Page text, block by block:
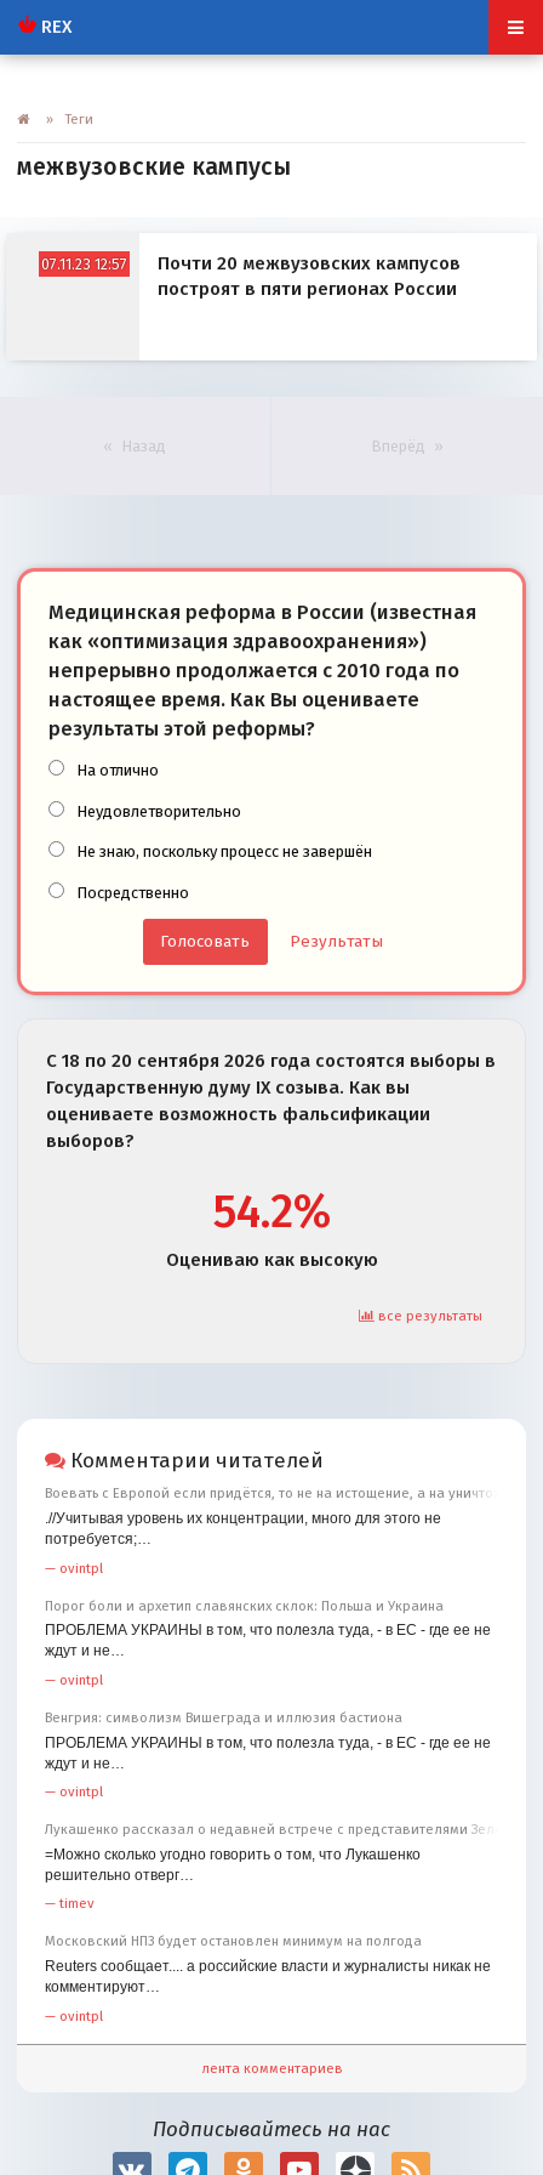
REX
» Теги
межвузовские кампусы
07.11.23 12:57
Почти 20 межвузовских кампусов
построят в пяти регионах России
Назад Вперёд
Медицинская реформа в России (известная
как «оптимизация здравоохранения»)
непрерывно продолжается с 2010 года по
настоящее время. Как Вы оцениваете
результаты этой реформы?
На отлично
Неудовлетворительно
Не знаю, поскольку процесс не завершён
Посредственно
Результаты
С 18 по 20 сентября 2026 года состоятся выборы в
Государственную думу IX созыва. Как вы
оцениваете возможность фальсификации
выборов?
54.2%
Оцениваю как высокую
все результаты
Комментарии читателей
Воевать с Европой если придётся, то не на истощение, а на уничтожение
.//Учитывая уровень их концентрации, много для этого не
потребуется;…
— ovintpl
Порог боли и архетип славянских склок: Польша и Украина
ПРОБЛЕМА УКРАИНЫ в том, что полезла туда, - в ЕС - где ее не
ждут и не…
— ovintpl
Венгрия: символизм Вишеграда и иллюзия бастиона
ПРОБЛЕМА УКРАИНЫ в том, что полезла туда, - в ЕС - где ее не
ждут и не…
— ovintpl
Лукашенко рассказал о недавней встрече с представителями
=Можно сколько угодно говорить о том, что Лукашенко
решительно отверг…
—timev
Московский НПЗ будет остановлен минимум на полгода
Reuters сообщает.... а российские власти и журналисты никак не
комментируют…
— ovintpl
лента комментариев
Подписывайтесь на нас